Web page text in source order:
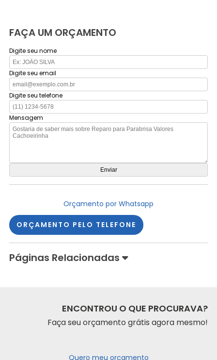
FAÇA UM ORÇAMENTO
Digite seu nome
Digite seu email
Digite seu telefone
Mensagem
Orçamento por Whatsapp
ORÇAMENTO PELO TELEFONE
Páginas Relacionadas
ENCONTROU O QUE PROCURAVA?
Faça seu orçamento grátis agora mesmo!
Quero meu orçamento